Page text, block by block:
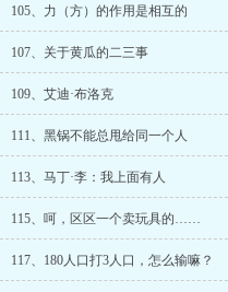
105、力（方）的作用是相互的
107、关于黄瓜的二三事
109、艾迪·布洛克
111、黑锅不能总甩给同一个人
113、马丁·李：我上面有人
115、呵，区区一个卖玩具的……
117、180人口打3人口，怎么输嘛？